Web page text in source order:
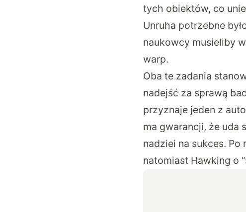
tych obiektów, co
Unruha potrzebne
naukowcy musieliby
warp.
Oba te zadania
nadejść za sprawą
przyznaje jeden z
ma gwarancji, że uda
nadziei na sukces.
natomiast Hawking o